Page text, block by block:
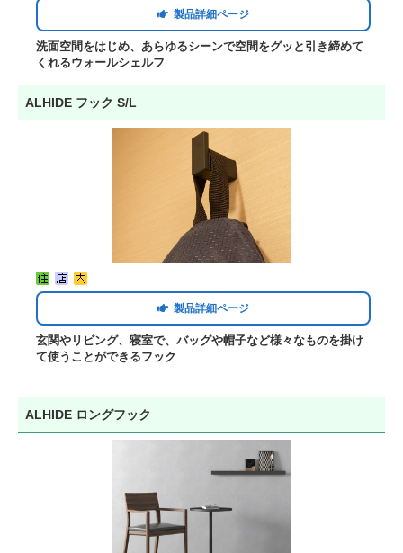
製品詳細ページ
洗面空間をはじめ、あらゆるシーンで空間をグッと引き締めて
くれるウォールシェルフ
ALHIDE フック S/L
製品詳細ページ
玄関やリビング、寝室で、バッグや帽子など様々なものを掛け
て使うことができるフック
ALHIDE ロングフック